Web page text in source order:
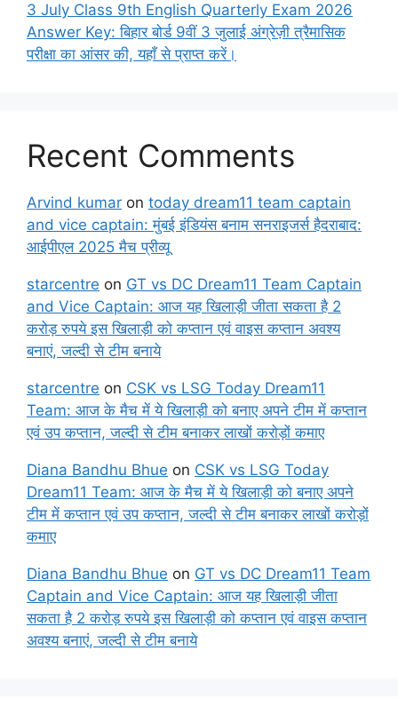
3 July Class 9th English Quarterly Exam 2026
Answer Key: बिहार बोर्ड 9वीं 3 जुलाई अंग्रेज़ी त्रैमासिक
परीक्षा का आंसर की, यहाँ से प्राप्त करें।
Recent Comments
Arvind kumar on today dream11 team captain
and vice captain: मुंबई इंडियंस बनाम सनराइजर्स हैदराबाद:
आईपीएल 2025 मैच प्रीव्यू
starcentre on GT vs DC Dream11 Team Captain
and Vice Captain: आज यह खिलाड़ी जीता सकता है 2
करोड़ रुपये इस खिलाड़ी को कप्तान एवं वाइस कप्तान अवश्य
बनाएं, जल्दी से टीम बनाये
starcentre on CSK vs LSG Today Dream11
Team: आज के मैच में ये खिलाड़ी को बनाए अपने टीम में कप्तान
एवं उप कप्तान, जल्दी से टीम बनाकर लाखों करोड़ों कमाए
Diana Bandhu Bhue on CSK vs LSG Today
Dream11 Team: आज के मैच में ये खिलाड़ी को बनाए अपने
टीम में कप्तान एवं उप कप्तान, जल्दी से टीम बनाकर लाखों करोड़ों
कमाए
Diana Bandhu Bhue on GT vs DC Dream11 Team
Captain and Vice Captain: आज यह खिलाड़ी जीता
सकता है 2 करोड़ रुपये इस खिलाड़ी को कप्तान एवं वाइस कप्तान
अवश्य बनाएं, जल्दी से टीम बनाये